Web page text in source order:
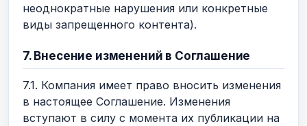
неоднократные нарушения или конкретные
виды запрещенного контента).
7. Внесение изменений в Соглашение
7.1. Компания имеет право вносить изменения
в настоящее Соглашение. Изменения
вступают в силу с момента их публикации на